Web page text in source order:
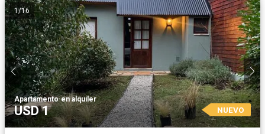
1/16
Apartamento·en alquiler
USD 1 NUEVO